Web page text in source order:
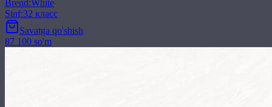
Brend:White
Sinf:32 класс
Savatga qo'shish
87 100 so'm